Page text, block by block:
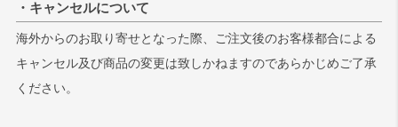
・キャンセルについて
海外からのお取り寄せとなった際、ご注文後のお客様都合による
キャンセル及び商品の変更は致しかねますのであらかじめご了承
ください。